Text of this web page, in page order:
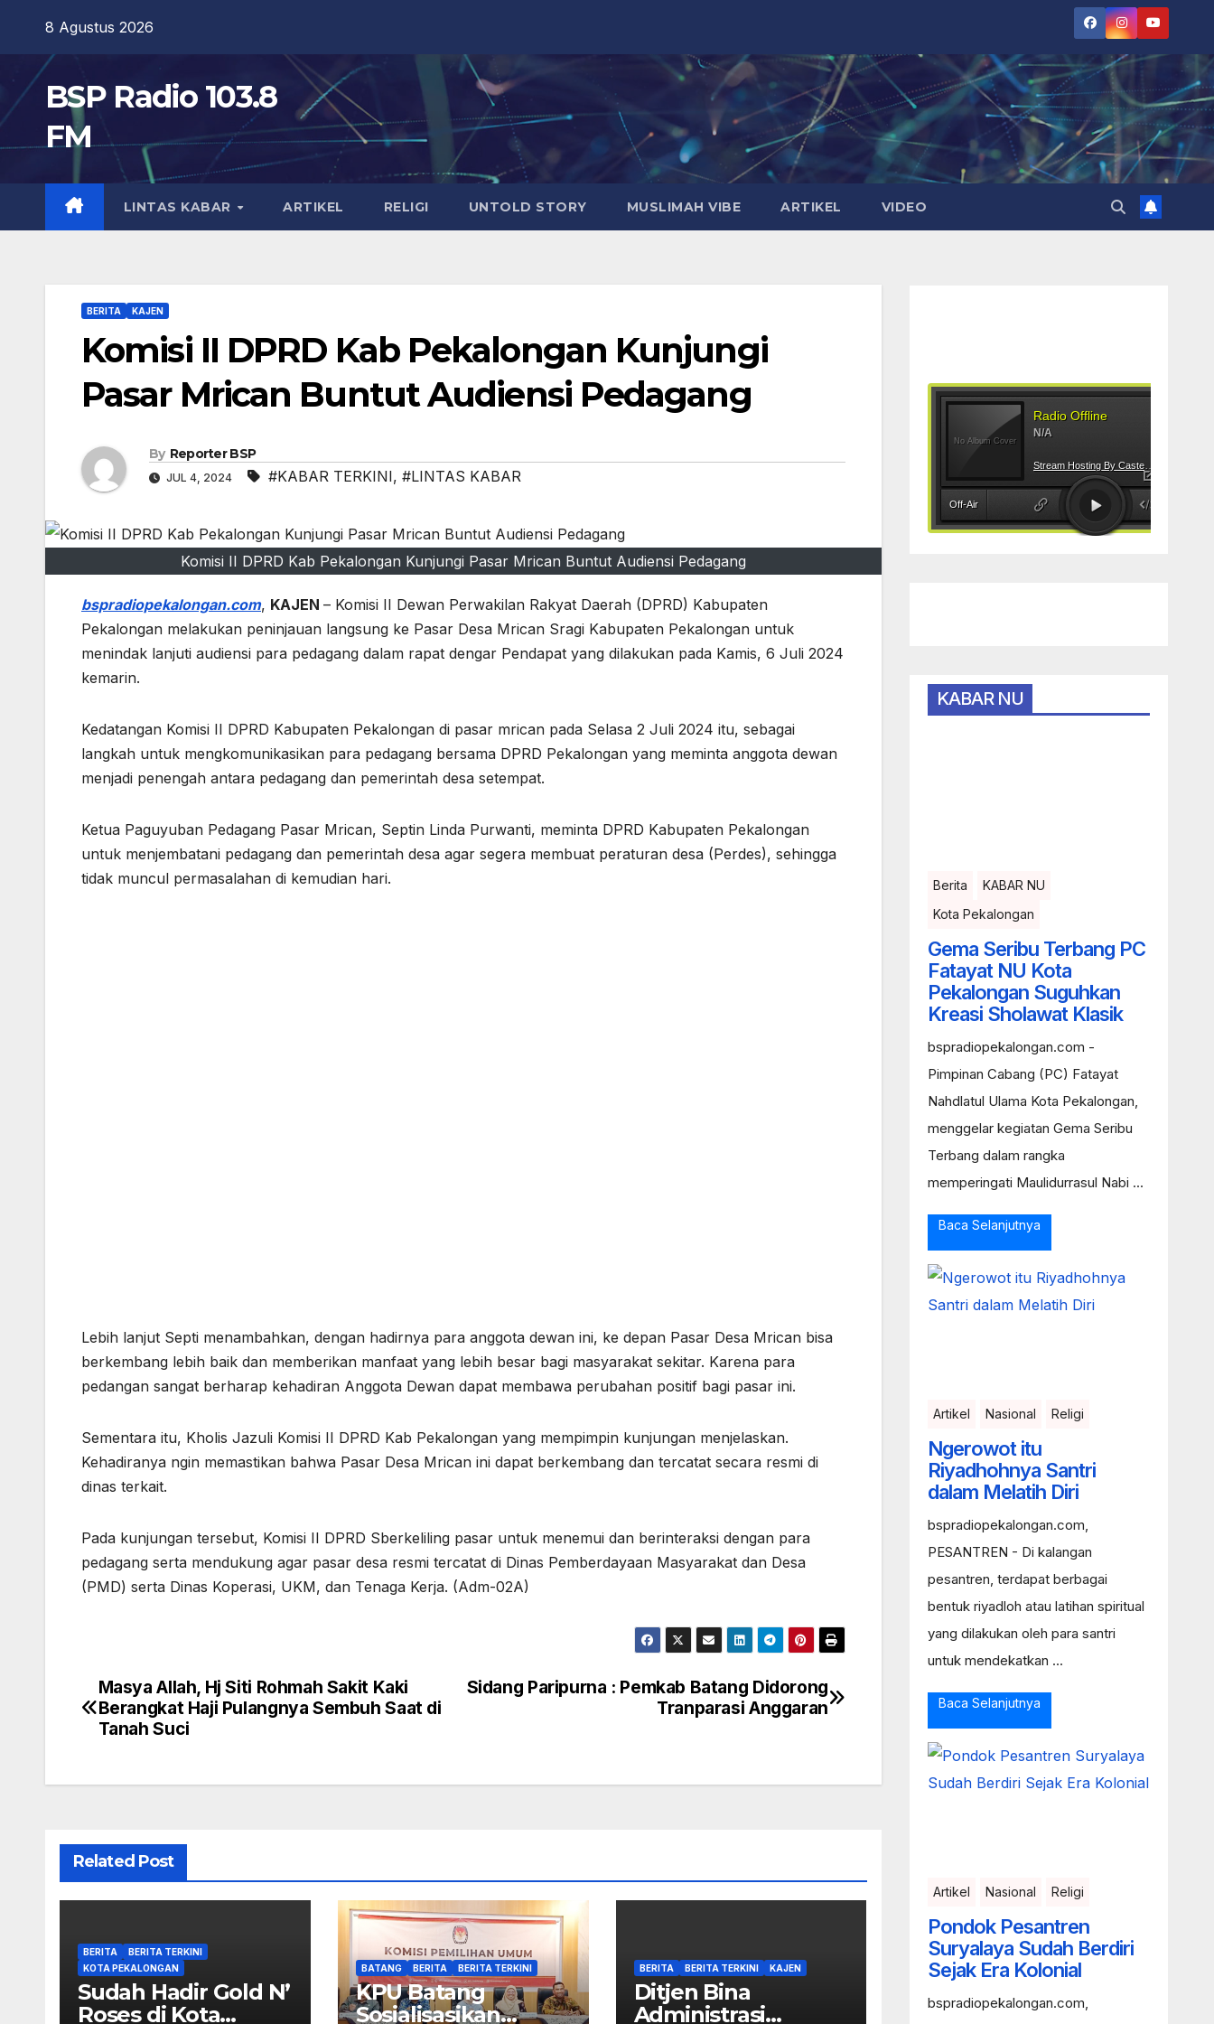
content
8 Agustus 2026
BSP Radio 103.8
FM
LINTAS KABAR ARTIKEL RELIGI UNTOLD STORY MUSLIMAH VIBE ARTIKEL VIDEO
BERITA KAJEN
Komisi II DPRD Kab Pekalongan Kunjungi
Pasar Mrican Buntut Audiensi Pedagang
By Reporter BSP
JUL 4, 2024 #KABAR TERKINI, #LINTAS KABAR
Komisi II DPRD Kab Pekalongan Kunjungi Pasar Mrican Buntut Audiensi Pedagang
bspradiopekalongan.com, KAJEN – Komisi II Dewan Perwakilan Rakyat Daerah (DPRD) Kabupaten
Pekalongan melakukan peninjauan langsung ke Pasar Desa Mrican Sragi Kabupaten Pekalongan untuk
menindak lanjuti audiensi para pedagang dalam rapat dengar Pendapat yang dilakukan pada Kamis, 6 Juli 2024
kemarin.
Kedatangan Komisi II DPRD Kabupaten Pekalongan di pasar mrican pada Selasa 2 Juli 2024 itu, sebagai
langkah untuk mengkomunikasikan para pedagang bersama DPRD Pekalongan yang meminta anggota dewan
menjadi penengah antara pedagang dan pemerintah desa setempat.
Ketua Paguyuban Pedagang Pasar Mrican, Septin Linda Purwanti, meminta DPRD Kabupaten Pekalongan
untuk menjembatani pedagang dan pemerintah desa agar segera membuat peraturan desa (Perdes), sehingga
tidak muncul permasalahan di kemudian hari.
Lebih lanjut Septi menambahkan, dengan hadirnya para anggota dewan ini, ke depan Pasar Desa Mrican bisa
berkembang lebih baik dan memberikan manfaat yang lebih besar bagi masyarakat sekitar. Karena para
pedangan sangat berharap kehadiran Anggota Dewan dapat membawa perubahan positif bagi pasar ini.
Sementara itu, Kholis Jazuli Komisi II DPRD Kab Pekalongan yang mempimpin kunjungan menjelaskan.
Kehadiranya ngin memastikan bahwa Pasar Desa Mrican ini dapat berkembang dan tercatat secara resmi di
dinas terkait.
Pada kunjungan tersebut, Komisi II DPRD Sberkeliling pasar untuk menemui dan berinteraksi dengan para
pedagang serta mendukung agar pasar desa resmi tercatat di Dinas Pemberdayaan Masyarakat dan Desa
(PMD) serta Dinas Koperasi, UKM, dan Tenaga Kerja. (Adm-02A)
Navigasi
pos
Sidang Paripurna : Pemkab Batang Didorong
Tranparasi Anggaran
Masya Allah, Hj Siti Rohmah Sakit Kaki
Berangkat Haji Pulangnya Sembuh Saat di
Tanah Suci
Related Post
BERITA
BERITA TERKINI
KOTA PEKALONGAN
Sudah Hadir Gold N’
Roses di Kota
BATANG BERITA BERITA TERKINI
KPU Batang
Sosialisasikan
BERITA BERITA TERKINI KAJEN
Ditjen Bina
Administrasi
KABAR NU
Berita
KABAR NU
Kota Pekalongan
Gema Seribu Terbang PC
Fatayat NU Kota
Pekalongan Suguhkan
Kreasi Sholawat Klasik
bspradiopekalongan.com -
Pimpinan Cabang (PC) Fatayat
Nahdlatul Ulama Kota Pekalongan,
menggelar kegiatan Gema Seribu
Terbang dalam rangka
memperingati Maulidurrasul Nabi ...
Baca Selanjutnya
Artikel Nasional Religi
Ngerowot itu
Riyadhohnya Santri
dalam Melatih Diri
bspradiopekalongan.com,
PESANTREN - Di kalangan
pesantren, terdapat berbagai
bentuk riyadloh atau latihan spiritual
yang dilakukan oleh para santri
untuk mendekatkan ...
Baca Selanjutnya
Artikel Nasional Religi
Pondok Pesantren
Suryalaya Sudah Berdiri
Sejak Era Kolonial
bspradiopekalongan.com,